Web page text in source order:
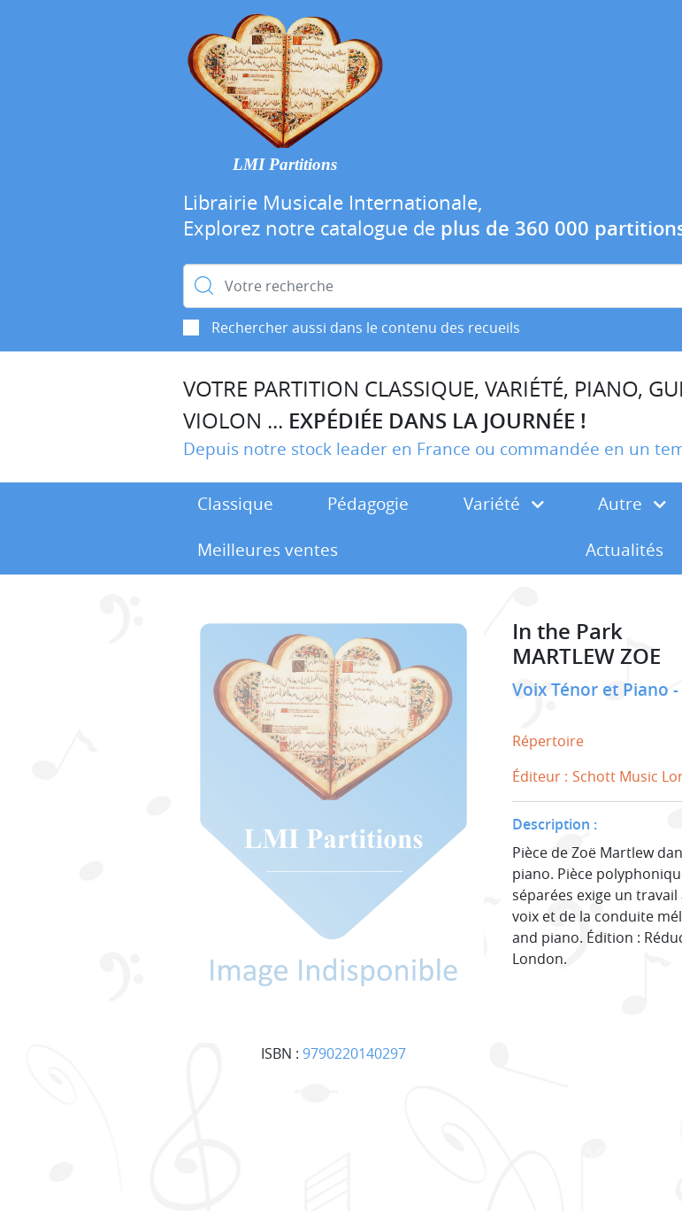
LMI Partitions
Librairie Musicale Internationale,
Explorez notre catalogue de plus de 360 000
Rechercher :
Rechercher aussi dans le contenu des recueils
VOTRE PARTITION CLASSIQUE, VARIÉTÉ, PIANO,
VIOLON ... EXPÉDIÉE DANS LA JOURNÉE !
Depuis notre stock leader en France ou commandée en un
Classique Pédagogie Variété Autre
Meilleures ventes
Actualités
ISBN : 9790220140297
In the Park
MARTLEW ZOE
Voix Ténor et Piano
Répertoire
Éditeur : Schott Music
Description :
Pièce de Zoë Martlew
piano. Pièce
séparées exige un
voix et de la conduite
and piano. Édition :
London.